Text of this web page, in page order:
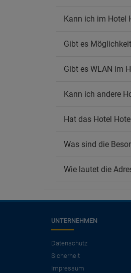
Kann ich im Hotel
Gibt es
Gibt es WLAN im
Kann ich andere
Hat das Hotel
Was sind die
Wie lautet die
Benötigen Sie
Flug?
UNTERNEHMEN
Datenschutz
Sicherheit
Impressum